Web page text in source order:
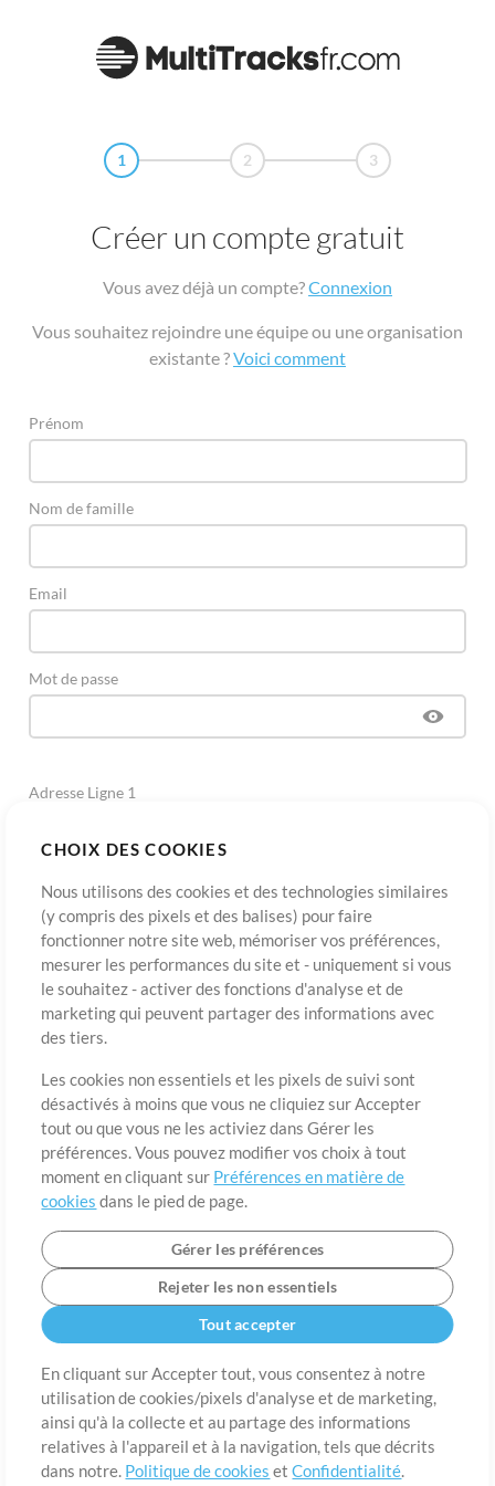
CHOIX DES COOKIES
Nous utilisons des cookies et des technologies similaires
(y compris des pixels et des balises) pour faire
fonctionner notre site web, mémoriser vos préférences,
mesurer les performances du site et - uniquement si vous
le souhaitez - activer des fonctions d'analyse et de
marketing qui peuvent partager des informations avec
des tiers.
Les cookies non essentiels et les pixels de suivi sont
désactivés à moins que vous ne cliquiez sur Accepter
tout ou que vous ne les activiez dans Gérer les
préférences. Vous pouvez modifier vos choix à tout
moment en cliquant sur Préférences en matière de
cookies dans le pied de page.
Gérer les préférences
Rejeter les non essentiels
Tout accepter
En cliquant sur Accepter tout, vous consentez à notre
utilisation de cookies/pixels d'analyse et de marketing,
ainsi qu'à la collecte et au partage des informations
relatives à l'appareil et à la navigation, tels que décrits
dans notre. Politique de cookies etConfidentialité.
1 2 3
Créer un compte gratuit
Vous avez déjà un compte?Connexion
Vous souhaitez rejoindre une équipe ou une organisation
existante ?Voici comment
Prénom
Nom de famille
Email
Mot de passe
Adresse Ligne 1
Ville
Pays
Étât Langue
A propos de Conditions d’utilisation Confidentialité
Préférences en
matière de cookies
Contact
©2006-2026 par MultiTracks LLC. Tous droits réservés.